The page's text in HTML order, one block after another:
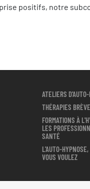
positifs, notre
ATELIERS
THÉRAPIES
FORMATIONS À
LES
SANTÉ
L'AUTO-
VOUS VOULEZ